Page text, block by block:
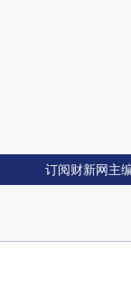
订阅财新网主